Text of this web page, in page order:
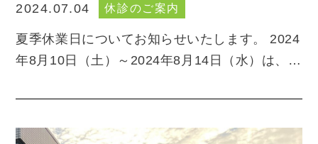
2024.07.04 休診のご案内
夏季休業日についてお知らせいたします。 2024
年8月10日（土）～2024年8月14日（水）は、…